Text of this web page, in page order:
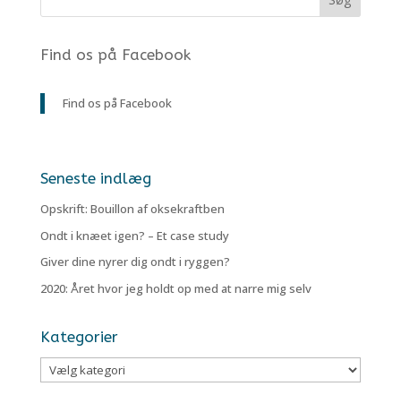
Find os på Facebook
Find os på Facebook
Seneste indlæg
Opskrift: Bouillon af oksekraftben
Ondt i knæet igen? – Et case study
Giver dine nyrer dig ondt i ryggen?
2020: Året hvor jeg holdt op med at narre mig selv
Kategorier
Kategorier